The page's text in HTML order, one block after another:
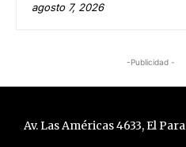
agosto 7, 2026
-Publicidad -
Av. Las Américas 4633, El